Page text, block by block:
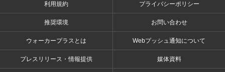
利用規約 プライバシーポリシー
推奨環境 お問い合わせ
ウォーカープラスとは Webプッシュ通知について
プレスリリース・情報提供 媒体資料